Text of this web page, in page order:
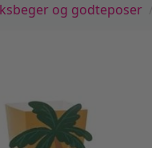
og godteposer